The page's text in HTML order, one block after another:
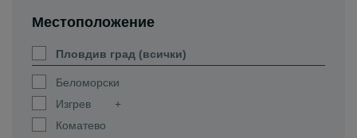
Местоположение
Пловдив град (всички)
Беломорски
Изгрев
Коматево